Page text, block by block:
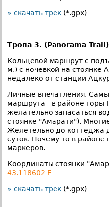
» скачать трек (*.gpx)
Тропа 3. (Panorama Trail)
Кольцевой маршрут с
м.) с ночевкой на стоянке
недалеко от станции
Личные впечатления.
маршрута - в районе горы
желательно запасаться
стоянке "Амарати").
Желетельно до коттеджа
суток. Почему то в
маркеров.
Координаты стоянки
43.118602 E
» скачать трек (*.gpx)